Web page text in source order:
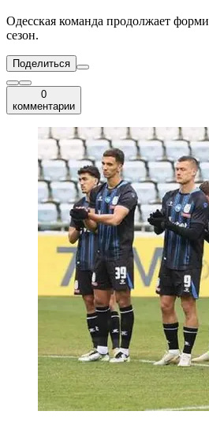
Одесская команда продолжает
сезон.
Поделиться
0
комментарии